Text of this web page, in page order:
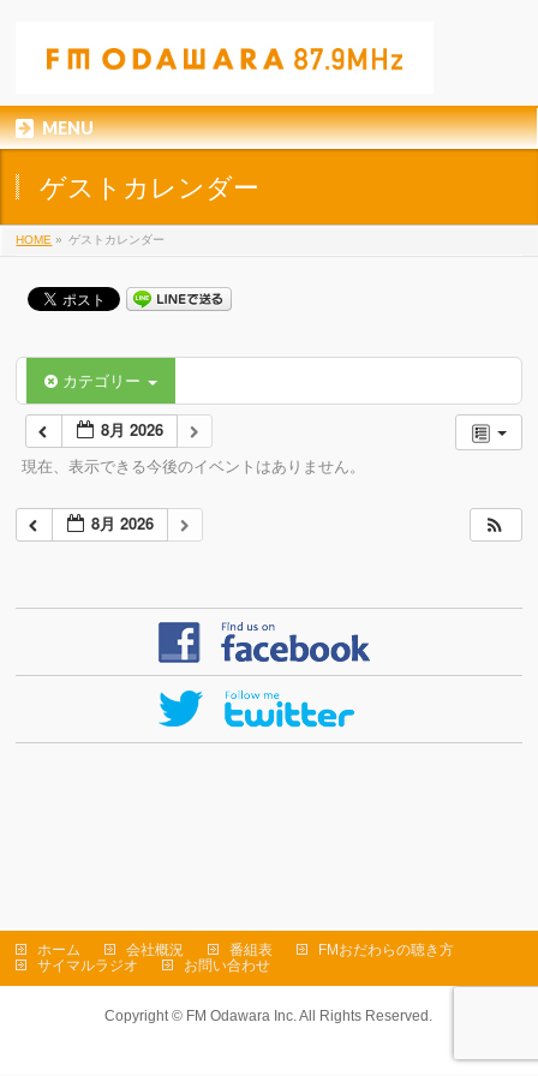
MENU
ゲストカレンダー
HOME » ゲストカレンダー
カテゴリー
8月 2026
現在、表示できる今後のイベントはありません。
8月 2026
ホーム 会社概況 番組表
FMおだわらの聴き方
サイマルラジオ
お問い合わせ
Copyright © FM Odawara Inc.All Rights Reserved.